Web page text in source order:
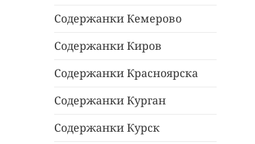
Содержанки Кемерово
Содержанки Киров
Содержанки Красноярска
Содержанки Курган
Содержанки Курск